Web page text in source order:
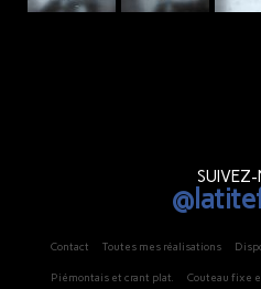
SUIVEZ-
Contact Toutes mes réalisations
Piémontais et crant plat. Couteau fixe